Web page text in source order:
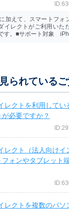
加えて、スマートフォ
イレクトがご利用いた
す。■サポート対象
られているご
レクトを利用して
必要ですか？
レクト（法人向け
ォンやタブレット
レクトを複数のパ